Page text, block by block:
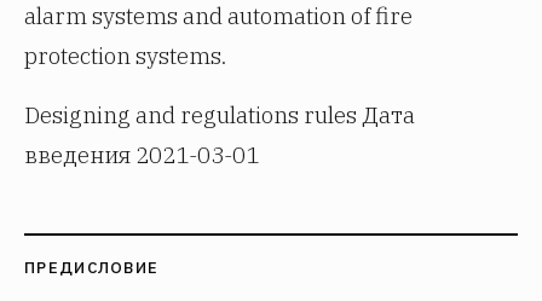
alarm systems and automation of fire
protection systems.
Designing and regulations rules Дата
введения 2021-03-01
ПРЕДИСЛОВИЕ